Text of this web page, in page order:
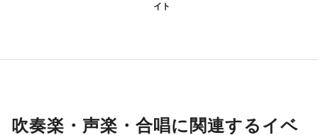
イト
吹奏楽・声楽・合唱に関連するイベ